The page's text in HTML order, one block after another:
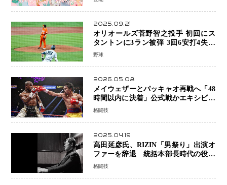
2025.09.21
オリオールズ菅野智之投手 初回にス
タントンに3ラン被弾 3回6安打4失点
で降板
野球
2026.05.08
メイウェザーとパッキャオ再戦へ「48
時間以内に決着」公式戦かエキシビシ
ョンか混迷続く
格闘技
2025.04.19
高田延彦氏、RIZIN「男祭り」出演オ
ファーを辞退 統括本部長時代の役目
「すでに終えています」と明言
格闘技